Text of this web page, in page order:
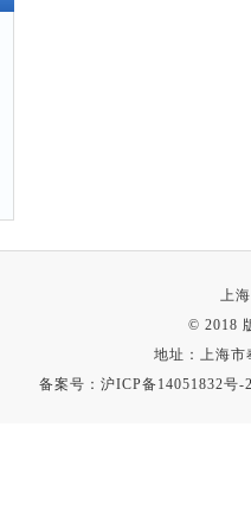
上
© 2018
地址：上海市
备案号：沪ICP备14051832号-